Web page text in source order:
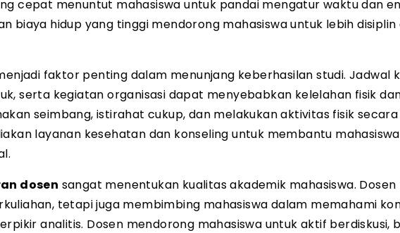
cepat menuntut mahasiswa untuk pandai mengatur waktu dan
biaya hidup yang tinggi mendorong mahasiswa untuk lebih disiplin
faktor penting dalam menunjang keberhasilan studi. Jadwal
serta kegiatan organisasi dapat menyebabkan kelelahan fisik
seimbang, istirahat cukup, dan melakukan aktivitas fisik
layanan kesehatan dan konseling untuk membantu mahasiswa
dosen sangat menentukan kualitas akademik mahasiswa. Dosen
tetapi juga membimbing mahasiswa dalam memahami
analitis. Dosen mendorong mahasiswa untuk aktif berdiskusi,